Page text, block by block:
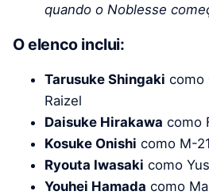
quando o Noblesse
O elenco inclui:
Tarusuke Shingaki como
Raizel
Daisuke Hirakawa como
Kosuke Onishi como M-21
Ryouta Iwasaki como
Youhei Hamada como